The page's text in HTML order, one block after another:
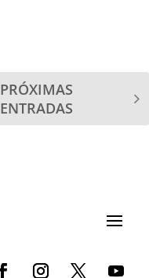
PRÓXIMAS
ENTRADAS